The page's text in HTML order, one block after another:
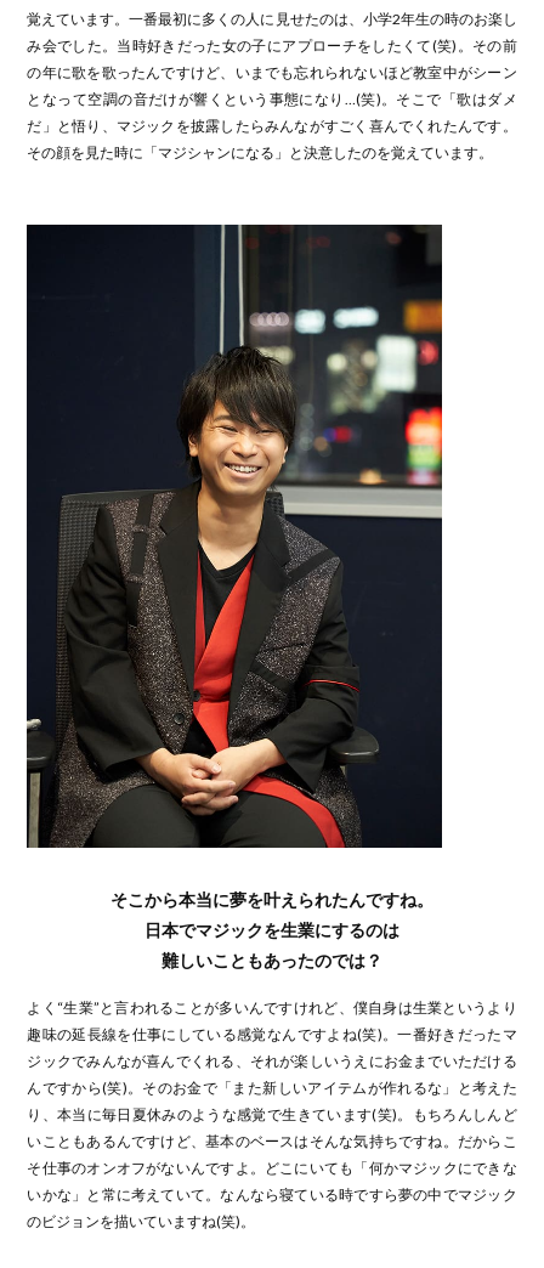
覚えています。一番最初に多くの人に見せたのは、小学2年生の時のお楽し
み会でした。当時好きだった女の子にアプローチをしたくて(笑)。その前
の年に歌を歌ったんですけど、いまでも忘れられないほど教室中がシーン
となって空調の音だけが響くという事態になり…(笑)。そこで「歌はダメ
だ」と悟り、マジックを披露したらみんながすごく喜んでくれたんです。
その顔を見た時に「マジシャンになる」と決意したのを覚えています。
そこから本当に夢を叶えられたんですね。
日本でマジックを生業にするのは
難しいこともあったのでは？
よく“生業”と言われることが多いんですけれど、僕自身は生業というより
趣味の延長線を仕事にしている感覚なんですよね(笑)。一番好きだったマ
ジックでみんなが喜んでくれる、それが楽しいうえにお金までいただける
んですから(笑)。そのお金で「また新しいアイテムが作れるな」と考えた
り、本当に毎日夏休みのような感覚で生きています(笑)。もちろんしんど
いこともあるんですけど、基本のベースはそんな気持ちですね。だからこ
そ仕事のオンオフがないんですよ。どこにいても「何かマジックにできな
いかな」と常に考えていて。なんなら寝ている時ですら夢の中でマジック
のビジョンを描いていますね(笑)。